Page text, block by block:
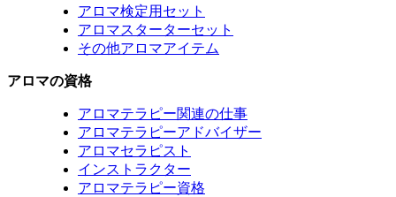
アロマ検定用セット
アロマスターターセット
その他アロマアイテム
アロマの資格
アロマテラピー関連の仕事
アロマテラピーアドバイザー
アロマセラピスト
インストラクター
アロマテラピー資格